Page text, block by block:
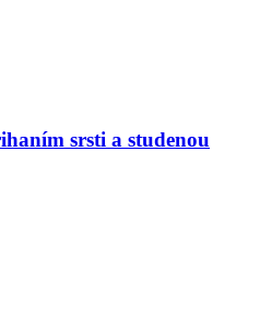
srsti a studenou